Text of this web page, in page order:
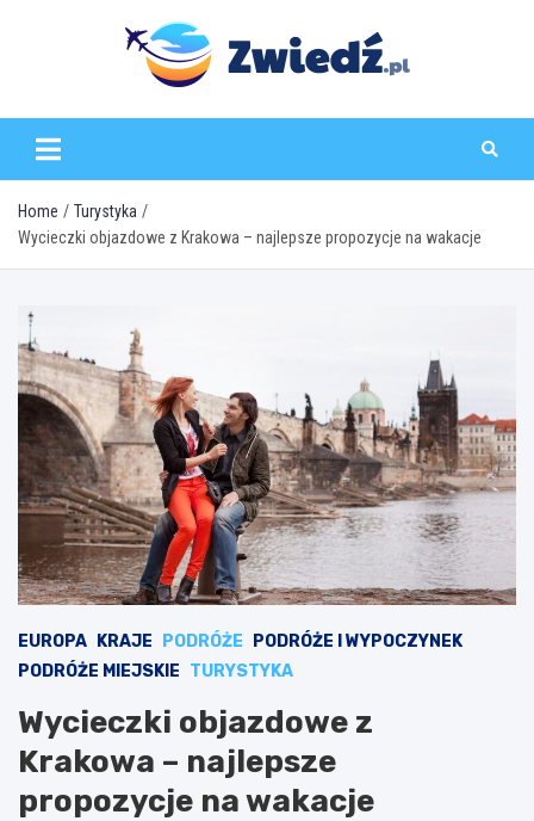
zwiedz.pl
Home
Turystyka
Wycieczki objazdowe z Krakowa – najlepsze propozycje na wakacje
EUROPA KRAJE PODRÓŻE
PODRÓŻE I WYPOCZYNEK
PODRÓŻE MIEJSKIE TURYSTYKA
Wycieczki objazdowe z
Krakowa – najlepsze
propozycje na wakacje